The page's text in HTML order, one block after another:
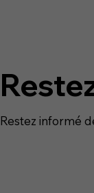
Restez informé